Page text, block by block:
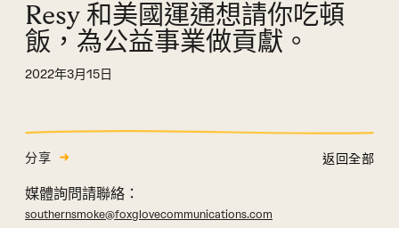
Resy 和美國運通想請你吃頓
飯，為公益事業做貢獻。
2022年3月15日
分享 返回全部
媒體詢問請聯絡：
southernsmoke@foxglovecommunications.com